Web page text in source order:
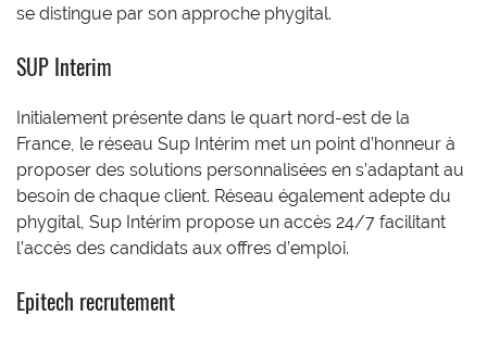
se distingue par son approche phygital.
SUP Interim
Initialement présente dans le quart nord-est de la
France, le réseau Sup Intérim met un point d’honneur à
proposer des solutions personnalisées en s’adaptant au
besoin de chaque client. Réseau également adepte du
phygital, Sup Intérim propose un accès 24/7 facilitant
l’accès des candidats aux offres d’emploi.
Epitech recrutement